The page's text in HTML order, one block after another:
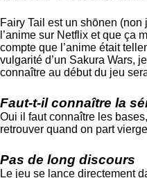
Fairy Tail est un shōnen
l’anime sur Netflix et que ça
compte que l’anime était
vulgarité d’un Sakura Wars,
connaître au début du jeu
Faut-t-il connaître la
Oui il faut connaître les
retrouver quand on part
Pas de long discours
Le jeu se lance directement